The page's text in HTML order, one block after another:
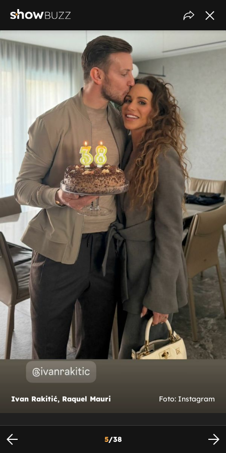
Ivan Rakitić, Raquel Mauri Foto: Instagram
5/38